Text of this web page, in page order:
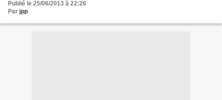
Publié le 25/06/2013 à 22:26
Par jpp